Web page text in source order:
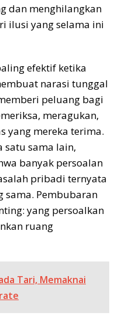
dan menghilangkan
ilusi yang selama ini
efektif ketika
narasi tunggal
peluang bagi
meragukan,
yang mereka terima.
satu sama lain,
banyak persoalan
pribadi ternyata
Pembubaran
yang persoalkan
ruang
Tari, Memaknai